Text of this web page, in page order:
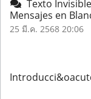
Texto
Mensajes en
25 มี.ค. 2568 20:06